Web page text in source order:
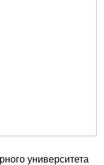
университета